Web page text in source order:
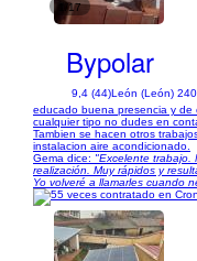
1/17
Bypolar
9,4 (44)León (León)
educado buena presencia y de
cualquier tipo no dudes en
Tambien se hacen otros
instalacion aire acondicionado.
Gema dice: "Excelente trabajo.
realización. Muy rápidos y
Yo volveré a llamarles cuando